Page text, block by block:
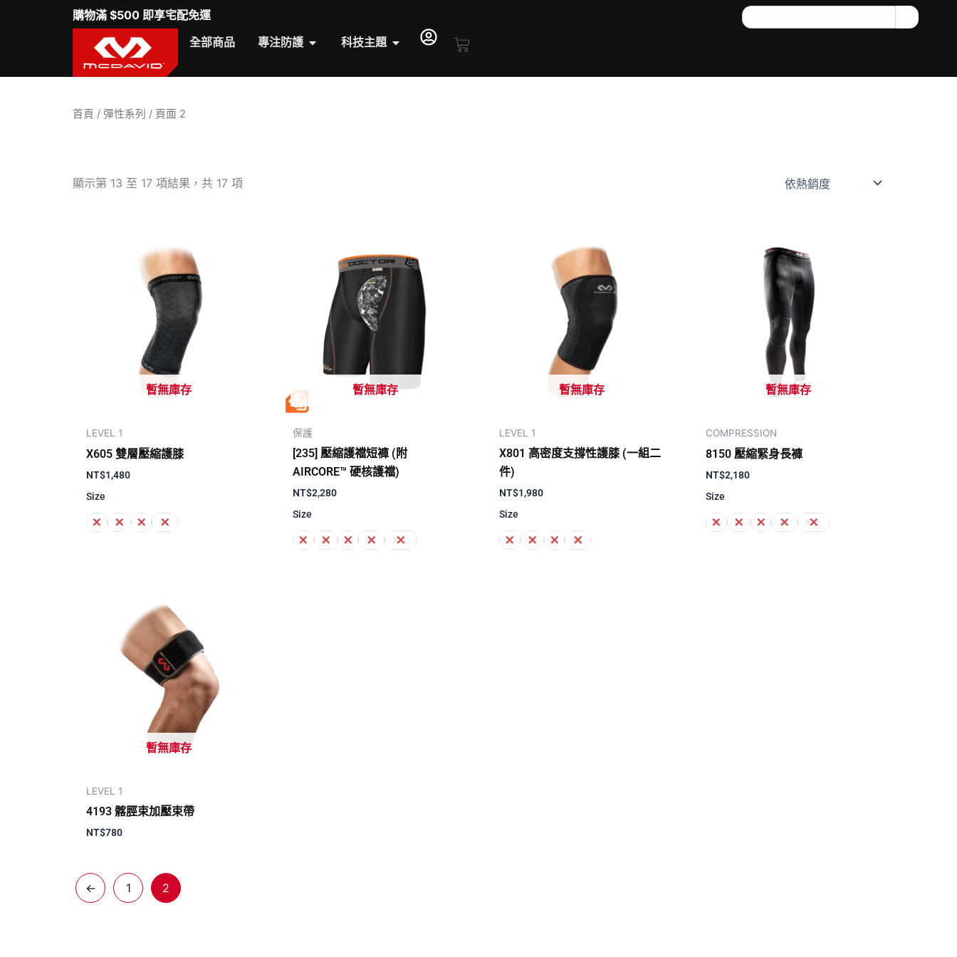
購物滿 $500 即享宅配免運 Search
全部商品 專注防護 Open 專注防護
科技主題 Open 科技主題Cart
首頁 / 彈性系列 / 頁面 2
顯示第 13 至 17 項結果，共 17 項熱
暫無庫存
LEVEL 1
X605 雙層壓縮護膝
NT$1,480
Size
S M L XL
暫無庫存
保護
[235] 壓縮護襠短褲 (附
AIRCORE™ 硬核護襠)
NT$2,280
Size
S M L XL XXL
暫無庫存
LEVEL 1
X801 高密度支撐性護膝 (一組二
件)
NT$1,980
Size
S M L XL
暫無庫存
COMPRESSION
8150 壓縮緊身長褲
NT$2,180
Size
S M L XL XXL
暫無庫存
LEVEL 1
4193 髂脛束加壓束帶
NT$780
← 1 2